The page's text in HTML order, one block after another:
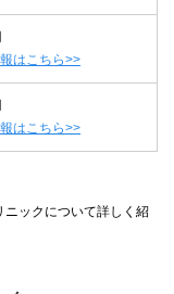
はこちら>>
はこちら>>
ニックについて詳しく紹